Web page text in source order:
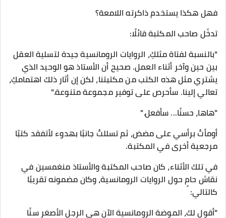
فهل هكذا يستخدم ذاكرته اللامعة؟
تدخّل صاحب المكتبة قائلًا:
"بالنسبة لفتاة مثلكِ، الروايات الرومانسية جيدة لتسلية العقل
بين حين وآخر أثناء العمل. صحيح أن الأستاذ هو الوحيد الذي
يشتري مثل هذه الكتب من مكتبتنا، لكن إن أثار ذلك اهتمامكِ،
تعالي إلينا. سأحرص على توفير مجموعة متنوعة."
"هاها، حسنًا... سأفعل."
أومأتُ برأسي على مضض، ثم تسللتُ جانبًا بهدوء لأتفقد كتبًا
مرجعية أخرى في المكتبة.
في تلك الأثناء، كان صاحب المكتبة والأستاذ منغمسين في
نقاش حامٍ حول الروايات الرومانسية، وكان مضمونه تقريبًا
كالتالي:
"أقول لك، الموضة الرومانسية الآن هي الرجل الأصغر سنًا